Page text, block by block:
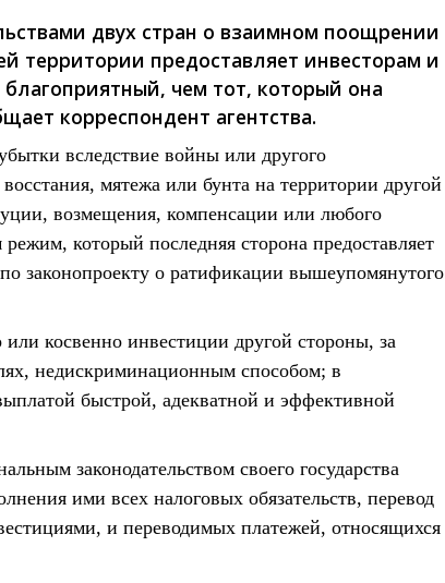
двух стран о взаимном поощрении
территории предоставляет инвесторам и
чем тот, который она
корреспондент агентства.
вследствие войны или другого
мятежа или бунта на территории другой
возмещения, компенсации или любого
который последняя сторона предоставляет
законопроекту о ратификации вышеупомянутого
косвенно инвестиции другой стороны, за
недискриминационным способом; в
быстрой, адекватной и эффективной
законодательством своего государства
ими всех налоговых обязательств, перевод
и переводимых платежей, относящихся